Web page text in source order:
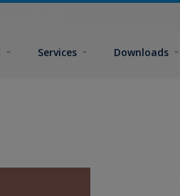
Services Downloads